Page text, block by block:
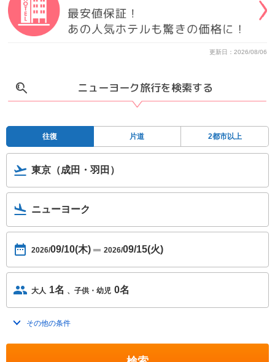
更新日：2026/08/06
ニューヨーク旅行を検索する
往復 片道 2都市以上
東京（成田・羽田）
ニューヨーク
2026/09/10(木) 2026/09/15(火)
大人 1名 子供・幼児 0名
トグルを開く
その他の条件